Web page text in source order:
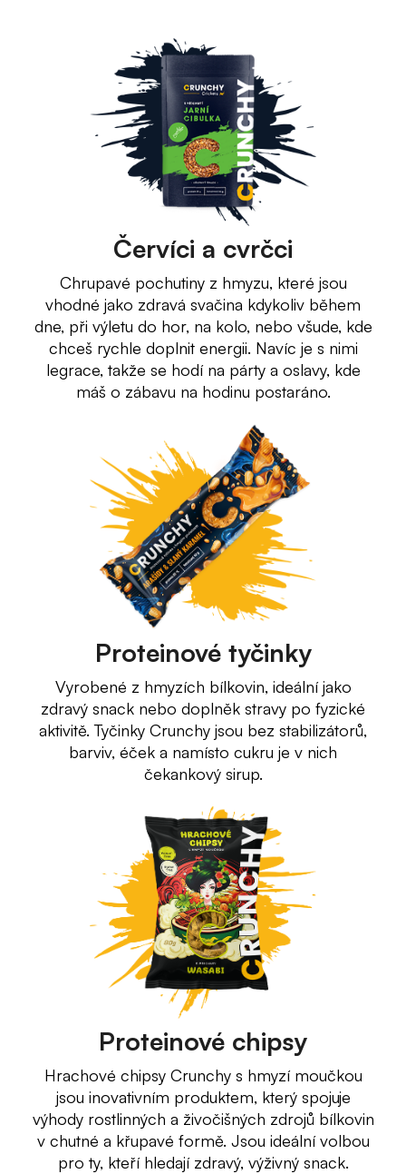
Červíci a cvrčci
Chrupavé pochutiny z hmyzu, které jsou
vhodné jako zdravá svačina kdykoliv během
dne, při výletu do hor, na kolo, nebo všude, kde
chceš rychle doplnit energii. Navíc je s nimi
legrace, takže se hodí na párty a oslavy, kde
máš o zábavu na hodinu postaráno.
Proteinové tyčinky
Vyrobené z hmyzích bílkovin, ideální jako
zdravý snack nebo doplněk stravy po fyzické
aktivitě. Tyčinky Crunchy jsou bez stabilizátorů,
barviv, éček a namísto cukru je v nich
čekankový sirup.
Proteinové chipsy
Hrachové chipsy Crunchy s hmyzí moučkou
jsou inovativním produktem, který spojuje
výhody rostlinných a živočišných zdrojů bílkovin
v chutné a křupavé formě. Jsou ideální volbou
pro ty, kteří hledají zdravý, výživný snack.